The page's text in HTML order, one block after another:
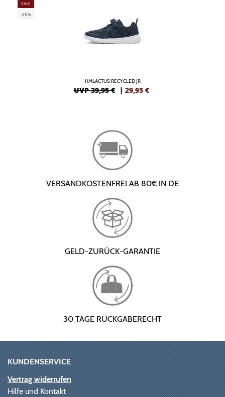
SALE
-25%
HMLACTUS RECYCLED JR
UVP 39,95 € | 29,95 €
VERSANDKOSTENFREI AB 80€ IN DE
GELD-ZURÜCK-GARANTIE
30 TAGE RÜCKGABERECHT
KUNDENSERVICE
Vertrag widerrufen
Hilfe und Kontakt